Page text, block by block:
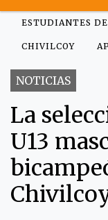
ESTUDIANTES
CHIVILCOY
NOTICIAS
La
U13